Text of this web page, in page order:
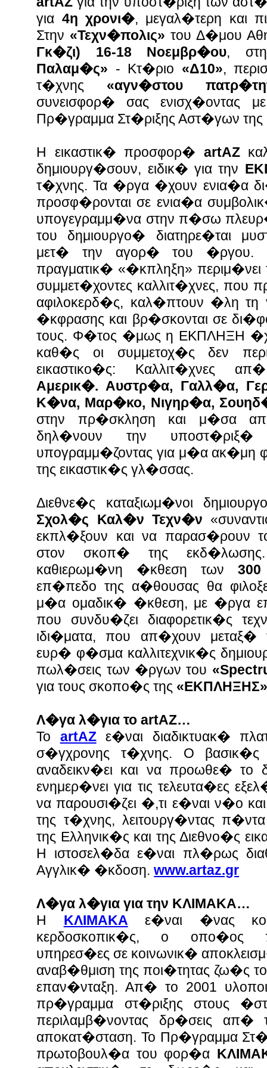
για 4η χρονι�, μεγαλ�τερη και
Στην «Τεχν�πολις» του Δ�μου
Γκ�ζι)
16-18 Νοεμβρ�ου,
Παλαμ�ς» - Κτ�ριο «Δ10»,
τ�χνης «αγν�στου
συνεισφορ� σας ενισχ�οντας
Πρ�γραμμα Στ�ριξης Αστ�γων της
Η εικαστικ� προσφορ� artAZ
δημιουργ�σουν, ειδικ� για την
τ�χνης. Τα �ργα �χουν ενια�α
προσφ�ρονται σε ενια�α
υπογεγραμμ�να στην π�σω
του δημιουργο� διατηρε�ται
μετ� την αγορ� του
πραγματικ� «�κπληξη» περιμ�νει
συμμετ�χοντες καλλιτ�χνες,
αφιλοκερδ�ς, καλ�πτουν �λη τη
�κφρασης και βρ�σκονται σε
τους. Φ�τος �μως η ΕΚΠΛΗΞΗ
καθ�ς οι συμμετοχ�ς δεν
εικαστικο�ς: Καλλιτ�χνες
Αμερικ�. Αυστρ�α, Γαλλ�α,
Κ�να, Μαρ�κο, Νιγηρ�α,
στην πρ�σκληση και μ�σα
δηλ�νουν την
υπογραμμ�ζοντας για μ�α ακ�μη
της εικαστικ�ς γλ�σσας.
Διεθνε�ς καταξιωμ�νοι
Σχολ�ς Καλ�ν Τεχν�ν
εκπλ�ξουν και να παρασ�ρουν
στον σκοπ� της
καθιερωμ�νη �κθεση των
επ�πεδο της α�θουσας θα
μ�α ομαδικ� �κθεση, με �ργα
που συνδυ�ζει διαφορετικ�ς
ιδι�ματα, που απ�χουν μεταξ�
ευρ� φ�σμα καλλιτεχνικ�ς
πωλ�σεις των �ργων του
για τους σκοπο�ς της
Λ�γα λ�για το artAZ…
Το artAZε�ναι διαδικτυακ�
σ�γχρονης τ�χνης. Ο
αναδεικν�ει και να προωθε� το
ενημερ�νει για τις τελευτα�ες
να παρουσι�ζει �,τι ε�ναι ν�ο
της τ�χνης, λειτουργ�ντας
της Ελληνικ�ς και της Διεθνο�ς
Η ιστοσελ�δα ε�ναι πλ�ρως
Αγγλικ� �κδοση. www.artaz.gr
Λ�γα λ�για για την ΚΛΙΜΑΚΑ…
Η
ΚΛΙΜΑΚΑ ε�ναι �νας
κερδοσκοπικ�ς, ο οπο�ος
υπηρεσ�ες σε κοινωνικ�
αναβ�θμιση της ποι�τητας ζω�ς
επαν�νταξη. Απ� το 2001
πρ�γραμμα στ�ριξης στους
περιλαμβ�νοντας δρ�σεις
αποκατ�σταση. Το Πρ�γραμμα
πρωτοβουλ�α του φορ�α